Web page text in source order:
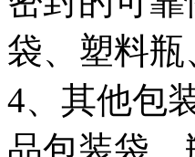
袋、塑料
4、其他包